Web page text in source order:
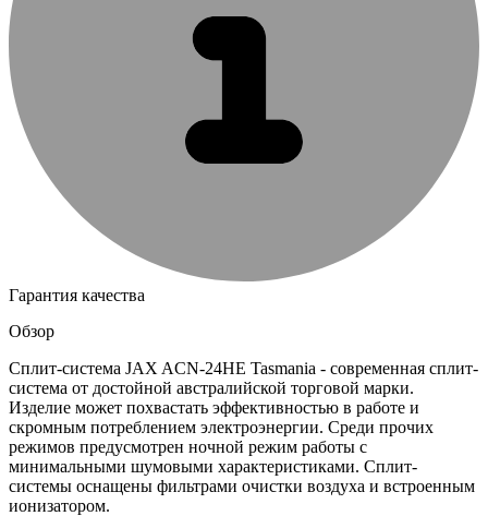
Гарантия качества
Обзор
Сплит-система JAX ACN-24HE Tasmania - современная сплит-
система от достойной австралийской торговой марки.
Изделие может похвастать эффективностью в работе и
скромным потреблением электроэнергии. Среди прочих
режимов предусмотрен ночной режим работы с
минимальными шумовыми характеристиками. Сплит-
системы оснащены фильтрами очистки воздуха и встроенным
ионизатором.